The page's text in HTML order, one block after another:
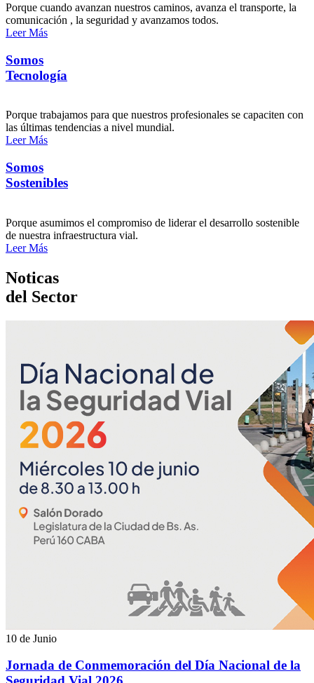
Porque cuando avanzan nuestros caminos, avanza el transporte, la
comunicación , la seguridad y avanzamos todos.
Leer Más
Somos
Tecnología
Porque trabajamos para que nuestros profesionales se capaciten con
las últimas tendencias a nivel mundial.
Leer Más
Somos
Sostenibles
Porque asumimos el compromiso de liderar el desarrollo sostenible
de nuestra infraestructura vial.
Leer Más
Noticas
del Sector
10 de Junio
Jornada de Conmemoración del Día Nacional de la